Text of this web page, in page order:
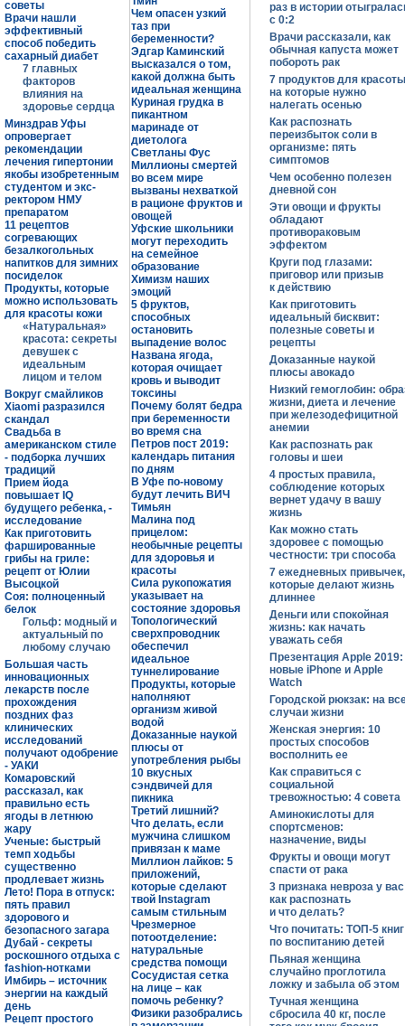
раз в истории
с 0:2
Врачи рассказали, как
обычная капуста может
побороть рак
7 продуктов для
на которые нужно
налегать осенью
Как распознать
переизбыток соли в
организме: пять
симптомов
Чем особенно полезен
дневной сон
Эти овощи и фрукты
обладают
противораковым
эффектом
Круги под глазами:
приговор или призыв
к действию
Как приготовить
идеальный бисквит:
полезные советы и
рецепты
Доказанные наукой
плюсы авокадо
Низкий гемоглобин:
жизни, диета и лечение
при железодефицитной
анемии
Как распознать рак
головы и шеи
4 простых правила,
соблюдение которых
вернет удачу в вашу
жизнь
Как можно стать
здоровее с помощью
честности: три способа
7 ежедневных привычек,
которые делают жизнь
длиннее
Деньги или спокойная
жизнь: как начать
уважать себя
Презентация Apple 2019:
новые iPhone и Apple
Watch
Городской рюкзак: на
случаи жизни
Женская энергия: 10
простых способов
восполнить ее
Как справиться с
социальной
тревожностью: 4 совета
Аминокислоты для
спортсменов:
назначение, виды
Фрукты и овощи могут
спасти от рака
3 признака невроза у
как распознать
и что делать?
Что почитать: ТОП-5 книг
по воспитанию детей
Пьяная женщина
случайно проглотила
ложку и забыла об этом
Тучная женщина
сбросила 40 кг, после
советы
Врачи нашли
эффективный
способ победить
сахарный диабет
7 главных
факторов
влияния на
здоровье сердца
Минздрав Уфы
опровергает
рекомендации
лечения гипертонии
якобы изобретенным
студентом и экс-
ректором НМУ
препаратом
11 рецептов
согревающих
безалкогольных
напитков для зимних
посиделок
Продукты, которые
можно использовать
для красоты кожи
«Натуральная»
красота: секреты
девушек с
идеальным
лицом и телом
Вокруг смайликов
Xiaomi разразился
скандал
Свадьба в
американском стиле
- подборка лучших
традиций
Прием йода
повышает IQ
будущего ребенка, -
исследование
Как приготовить
фаршированные
грибы на гриле:
рецепт от Юлии
Высоцкой
Соя: полноценный
белок
Гольф: модный и
актуальный по
любому случаю
Большая часть
инновационных
лекарств после
прохождения
поздних фаз
клинических
исследований
получают одобрение
- УАКИ
Комаровский
рассказал, как
правильно есть
ягоды в летнюю
жару
Ученые: быстрый
темп ходьбы
существенно
продлевает жизнь
Лето! Пора в отпуск:
пять правил
здорового и
безопасного загара
Дубай - секреты
роскошного отдыха с
fashion-нотками
Имбирь – источник
энергии на каждый
день
Рецепт простого
Чем опасен узкий
таз при
беременности?
Эдгар Каминский
высказался о том,
какой должна быть
идеальная женщина
Куриная грудка в
пикантном
маринаде от
диетолога
Светланы Фус
Миллионы смертей
во всем мире
вызваны нехваткой
в рационе фруктов и
овощей
Уфские школьники
могут переходить
на семейное
образование
Химизм наших
эмоций
5 фруктов,
способных
остановить
выпадение волос
Названа ягода,
которая очищает
кровь и выводит
токсины
Почему болят бедра
при беременности
во время сна
Петров пост 2019:
календарь питания
по дням
В Уфе по-новому
будут лечить ВИЧ
Тимьян
Малина под
прицелом:
необычные рецепты
для здоровья и
красоты
Сила рукопожатия
указывает на
состояние здоровья
Топологический
сверхпроводник
обеспечил
идеальное
туннелирование
Продукты, которые
наполняют
организм живой
водой
Доказанные наукой
плюсы от
употребления рыбы
10 вкусных
сэндвичей для
пикника
Третий лишний?
Что делать, если
мужчина слишком
привязан к маме
Миллион лайков: 5
приложений,
которые сделают
твой Instagram
самым стильным
Чрезмерное
потоотделение:
натуральные
средства помощи
Сосудистая сетка
на лице – как
помочь ребенку?
Физики разобрались